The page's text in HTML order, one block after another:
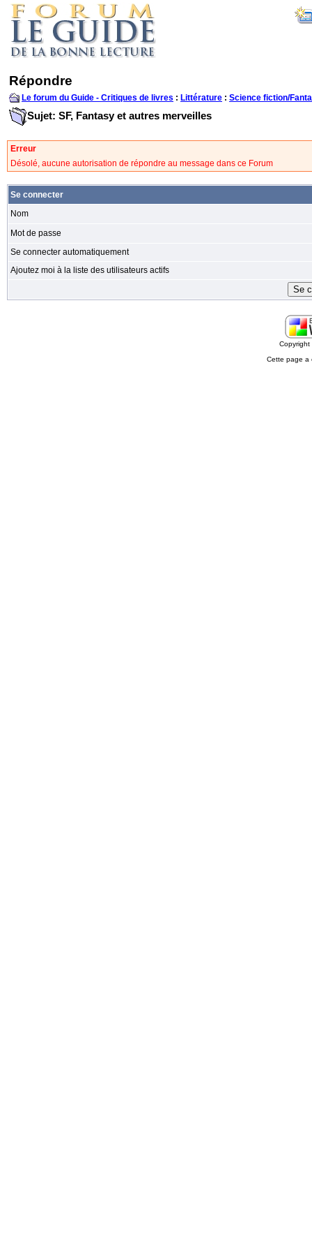
Répondre
Le forum du Guide - Critiques de livres : Littérature : Science fiction/
Sujet: SF, Fantasy et autres merveilles
Erreur
Désolé, aucune autorisation de répondre au message dans ce Forum
Se connecter
Nom
Mot de passe
Se connecter automatiquement
Ajoutez moi à la liste des utilisateurs actifs
Cette page a